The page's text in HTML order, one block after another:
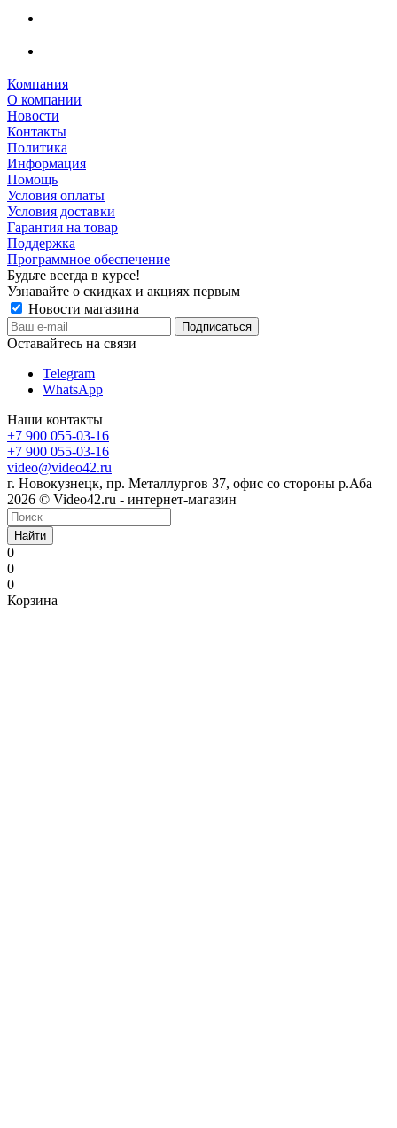
Компания
О компании
Новости
Контакты
Политика
Информация
Помощь
Условия оплаты
Условия доставки
Гарантия на товар
Поддержка
Программное обеспечение
Будьте всегда в курсе!
Узнавайте о скидках и акциях первым
Новости магазина
Оставайтесь на связи
Telegram
WhatsApp
Наши контакты
+7 900 055-03-16
+7 900 055-03-16
video@video42.ru
г. Новокузнецк, пр. Металлургов 37, офис со стороны р.Аба
2026 © Video42.ru - интернет-магазин
Найти
0
0
0
Корзина